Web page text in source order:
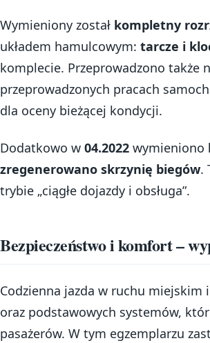
Wymieniony został kompletny
układem hamulcowym: tarcze i
komplecie. Przeprowadzono także
przeprowadzonych pracach
dla oceny bieżącej kondycji.
Dodatkowo w 04.2022 wymieniono
zregenerowano skrzynię biegów.
trybie „ciągłe dojazdy i obsługa”.
Bezpieczeństwo i komfort –
Codzienna jazda w ruchu
oraz podstawowych systemów,
pasażerów. W tym egzemplarzu